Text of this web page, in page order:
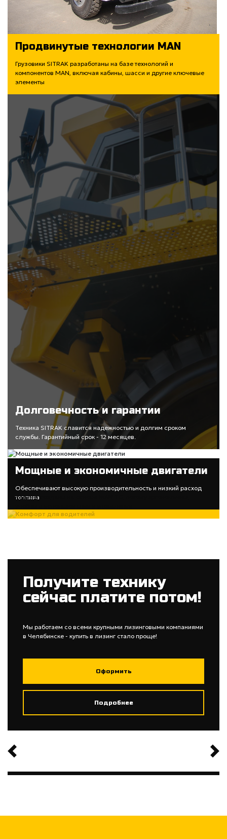
Продвинутые технологии MAN
Грузовики SITRAK разработаны на базе технологий и
компонентов MAN, включая кабины, шасси и другие ключевые
элементы
Долговечность и гарантии
Техника SITRAK славится надежностью и долгим сроком
службы. Гарантийный срок - 12 месяцев.
Мощные и экономичные двигатели
Обеспечивают высокую производительность и низкий расход
топлива
Комфорт для водителей
Кабины созданы на основе MAN TG, потому эргономичны,
Получите технику
сейчас платите потом!
Мы работаем со всеми крупными лизинговыми компаниями
в Челябинске - купить в лизинг стало проще!
Оформить
Подробнее